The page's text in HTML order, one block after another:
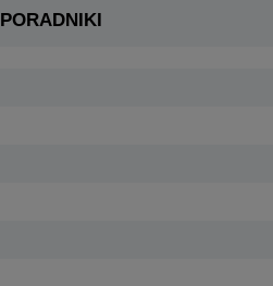
PORADNIKI